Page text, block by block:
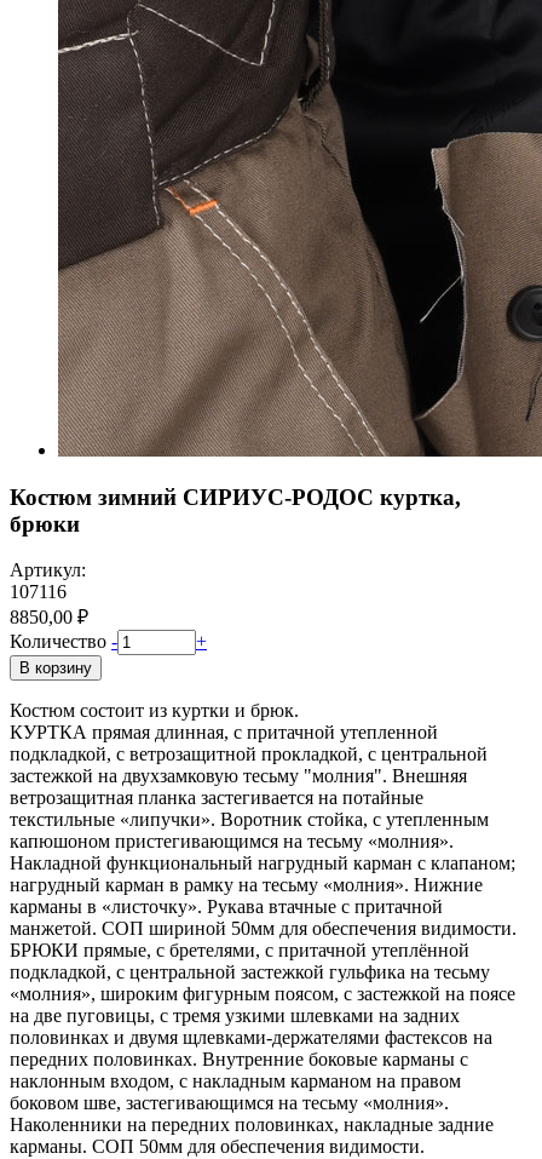
Костюм зимний СИРИУС-РОДОС куртка,
брюки
Артикул:
107116
8850,00 ₽
Количество - +
В корзину
Костюм состоит из куртки и брюк.
КУРТКА прямая длинная, с притачной утепленной
подкладкой, с ветрозащитной прокладкой, с центральной
застежкой на двухзамковую тесьму "молния". Внешняя
ветрозащитная планка застегивается на потайные
текстильные «липучки». Воротник стойка, с утепленным
капюшоном пристегивающимся на тесьму «молния».
Накладной функциональный нагрудный карман с клапаном;
нагрудный карман в рамку на тесьму «молния». Нижние
карманы в «листочку». Рукава втачные с притачной
манжетой. СОП шириной 50мм для обеспечения видимости.
БРЮКИ прямые, с бретелями, с притачной утеплённой
подкладкой, с центральной застежкой гульфика на тесьму
«молния», широким фигурным поясом, с застежкой на поясе
на две пуговицы, с тремя узкими шлевками на задних
половинках и двумя щлевками-держателями фастексов на
передних половинках. Внутренние боковые карманы с
наклонным входом, с накладным карманом на правом
боковом шве, застегивающимся на тесьму «молния».
Наколенники на передних половинках, накладные задние
карманы. СОП 50мм для обеспечения видимости.